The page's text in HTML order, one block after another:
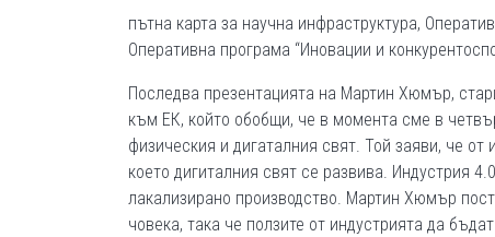
пътна карта за научна инфраструктура,
Оперативна програма “Иновации и
Последва презентацията на Мартин Хюмър,
към ЕК, който обобщи, че в момента сме в
физическия и дигаталния свят. Той заяви, че
което дигиталния свят се развива. Индустрия
лакализирано производство. Мартин Хюмър
човека, така че ползите от индустрията да